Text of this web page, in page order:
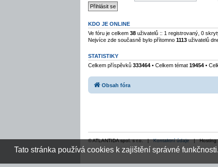
Tato stránka používá cookies k zajištění správné funkčnosti.
KDO JE ONLINE
Ve fóru je celkem 38 uživatelů :: 1 registrovaný, 0
Nejvíce zde současně bylo přítomno 1113 uživatelů
STATISTIKY
Celkem příspěvků 333464 • Celkem témat 19454 •
Obsah fóra
© ATLANTIDA spol. s r.o. |Kontaktní údaje|